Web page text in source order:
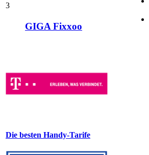
3
GIGA Fixxoo
Die besten Handy-Tarife